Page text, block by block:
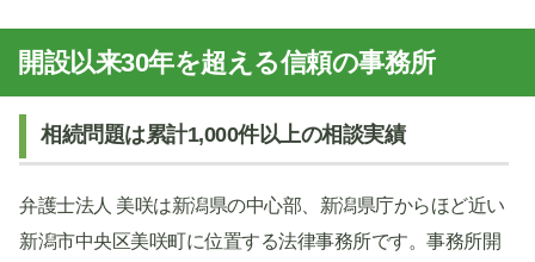
開設以来30年を超える信頼の事務所
相続問題は累計1,000件以上の相談実績
弁護士法人 美咲は新潟県の中心部、新潟県庁からほど近い
新潟市中央区美咲町に位置する法律事務所です。事務所開